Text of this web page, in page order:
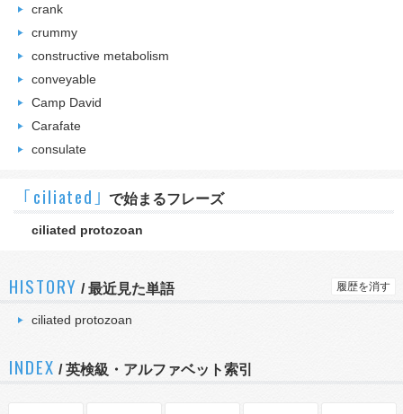
crank
crummy
constructive metabolism
conveyable
Camp David
Carafate
consulate
｢ciliated｣ で始まるフレーズ
ciliated protozoan
HISTORY /最近見た単語 履歴を消す
ciliated protozoan
INDEX / 英検級・アルファベット索引